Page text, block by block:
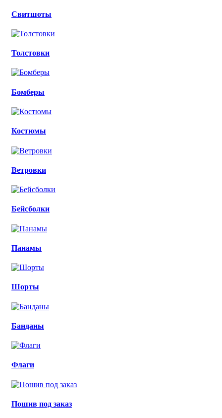
Свитшоты
Толстовки
Бомберы
Костюмы
Ветровки
Бейсболки
Панамы
Шорты
Банданы
Флаги
Пошив под заказ